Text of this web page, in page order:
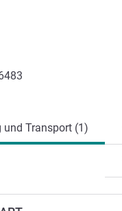
und Transport (1)